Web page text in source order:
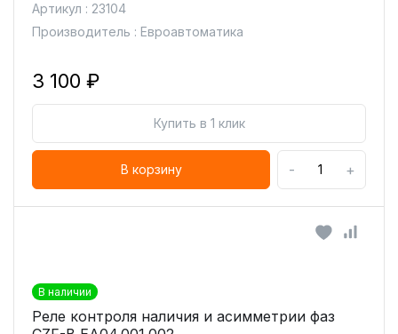
Артикул : 23104
Производитель : Евроавтоматика
3 100 ₽
Купить в 1 клик
В корзину - +
В наличии
Реле контроля наличия и асимметрии фаз